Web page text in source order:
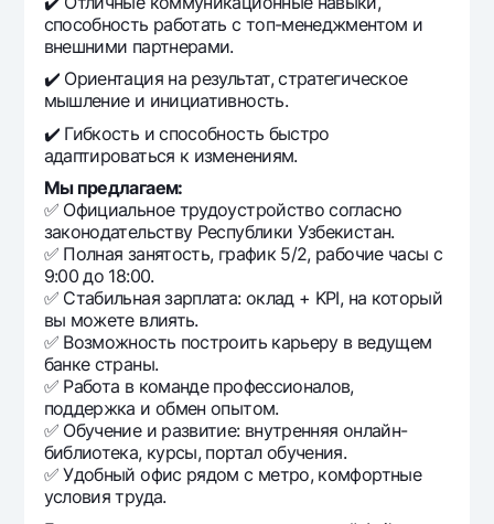
способность работать с топ-менеджментом и
внешними партнерами.
✔️ Ориентация на результат, стратегическое
мышление и инициативность.
✔️ Гибкость и способность быстро
адаптироваться к изменениям.
Мы предлагаем:
✅ Официальное трудоустройство согласно
законодательству Республики Узбекистан.
✅ Полная занятость, график 5/2, рабочие часы с
9:00 до 18:00.
✅ Стабильная зарплата: оклад + KPI, на который
вы можете влиять.
✅ Возможность построить карьеру в ведущем
банке страны.
✅ Работа в команде профессионалов,
поддержка и обмен опытом.
✅ Обучение и развитие: внутренняя онлайн-
библиотека, курсы, портал обучения.
✅ Удобный офис рядом с метро, комфортные
условия труда.